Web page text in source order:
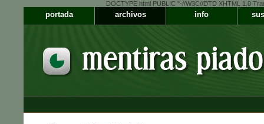
DOCTYPE html PUBLIC "-//W3C//DTD XHTML 1.0
portada archivos info